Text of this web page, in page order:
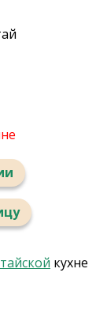
тайской кухне